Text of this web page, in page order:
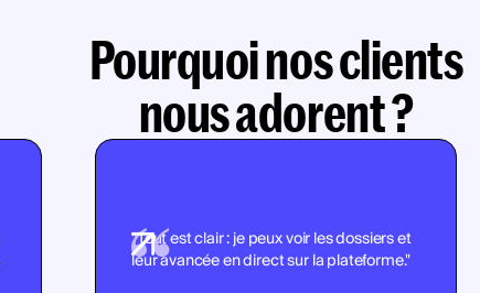
Pourquoi nos clients
nous adorent ?
"Tout est clair : je peux voir les dossiers et
leur avancée en direct sur la plateforme."